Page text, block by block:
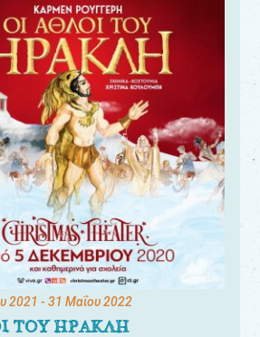
2021 - 31 Μαΐου 2022
ΤΟΥ ΗΡΑΚΛΗ